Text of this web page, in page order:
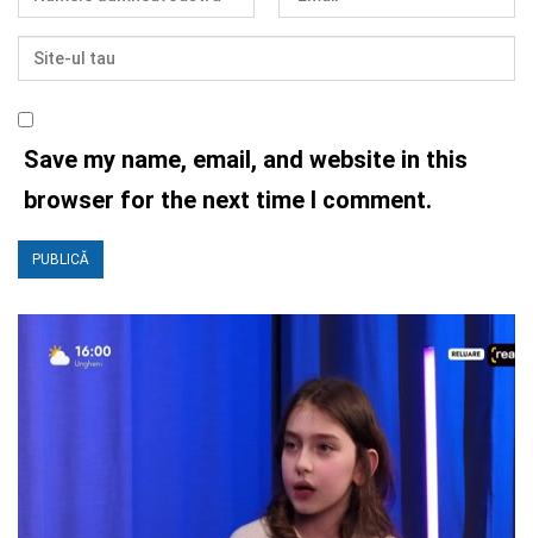
Save my name, email, and website in this
browser for the next time I comment.